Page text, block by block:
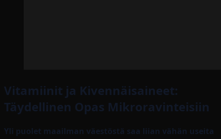
Vitamiinit ja Kivennäisaineet:
Täydellinen Opas Mikroravinteisiin
Yli puolet maailman väestöstä saa liian vähän useita